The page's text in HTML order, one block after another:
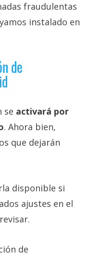
fraudulentas
instalado en
de
se activará por
. Ahora bien,
que dejarán
disponible si
ajustes en el
de